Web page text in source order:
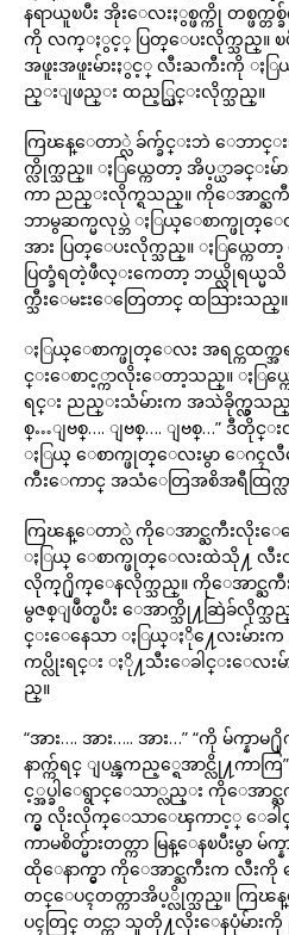
နရာယူၿပီး အိုးေလးႏွစ္ဖက္ကို တစ္ဖက္
ကို လက္ႏွင့္ ပြတ္ေပးလိုက္သည္။ ၿပီ
အဖူးအဖူးမ်ားႏွင့္ လီးႀကီးကို ႏ
ည္းျဖည္း ထည့္သြင္းလိုက္သည္။
ကြၽန္ေတာ္လဲ ခ်က္ခ်င္းဘဲ ေဘာင္
က္လိုက္သည္။ ႏြယ္ကေတာ့ အိပ့္ယာခင္းမ်
ကာ ညည္းလိုက္ရသည္။ ကိုေအာင္ႀကီ
ဘာမွဆက္မလုပ္ဘဲ ႏြယ္ေစာက္ဖုတ္
အား ပြတ္ေပးလိုက္သည္။ ႏြယ္ကေတ
ပြတ္ခံရတဲ့ဖီလ္းကေတာ့ ဘယ္လိုရယ္
က္သီးေမႊးေတြေတာင္ ထသြားသည္။
ႏြယ္ေစာက္ဖုတ္ေလး အရင္ကထက္အရည္
င္းေစာင့္ကာလိုးေတာ့သည္။ ႏြယ္က
ရင္း ညည္းသံမ်ားက အသဲခိုက္လွသည္။
စ္…ျဗစ္…. ျဗစ္…. ျဗစ္…” ဒီတို
ႏြယ္ ေစာက္ဖုတ္ေလးမွာ ေဂၚလီ
ကီးေကာင္ အသံေတြအစိအရီထြက္
ကြၽန္ေတာ္လဲ ကိုေအာင္ႀကီးလိုးေန
ႏြယ္ ေစာက္ဖုတ္ေလးထဲသို႔ လီးဝင္
လိုက္႐ိုက္ေနလိုက္သည္။ ကိုေအာင္ႀ
မွဇစ္ျဖဳတ္ၿပီး ေအာက္သို႔ဆြဲခ်လိုက္
င္းေနေသာ ႏြယ္ႏို႔ေလးမ်ားက ခ်
ကပ္လိုးရင္း ႏို႔သီးေခါင္းေလး
ည္။
“အား…. အား….. အား…” “ကို မ်က္နာ
နာက္က်ရင္ ျပန္ၾကည့္ရေအာင္လို႔ကာ
င့္အပ္ခါေရွာင္ေသာ္လည္း ကိုေအာင္ႀ
က္မွ လိုးလိုက္ေသာေၾကာင့္ ေခါင္
ကာမစိတ္မ်ားတတ္ကာ မြန္ေနၿပီးမွာ
ထိုေနာက္မွာ ကိုေအာင္ႀကီးက လီးကို
တင္ေပၚတတ္ကာအိပ့္လိုက္သည္။ ကြၽန္
ပၚတြင္ တင္ကာ သူတို႔လိုးေနပုံမ်ာ